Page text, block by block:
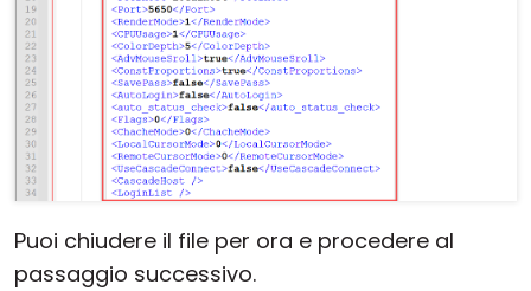
Puoi chiudere il file per ora e procedere al
passaggio successivo.